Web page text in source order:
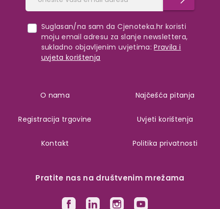
Suglasan/na sam da Cjenoteka.hr koristi
moju email adresu za slanje newslettera,
sukladno objavljenim uvjetima: Pravila i
uvjeta korištenja
Pratite nas na društvenim mrežama
O nama
Registracija trgovine
Kontakt
Najčešća pitanja
Uvjeti korištenja
Politika privatnosti